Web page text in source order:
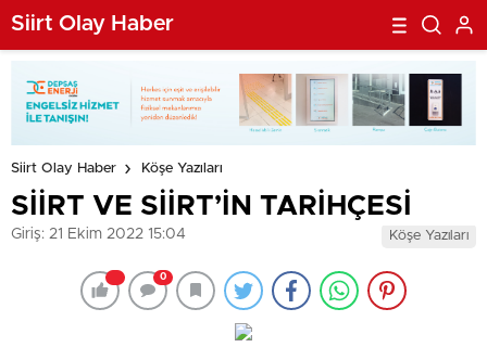
Siirt Olay Haber
Siirt Olay Haber Köşe Yazıları
SİİRT VE SİİRT’İN TARİHÇESİ
Giriş: 21 Ekim 2022 15:04 Köşe Yazıları
0